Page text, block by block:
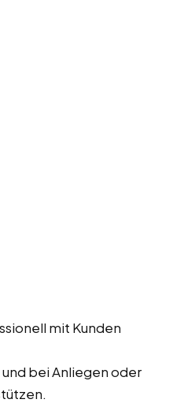
mit Kunden
bei Anliegen oder